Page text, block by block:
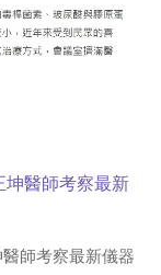
坤醫師考察最新
師考察最新儀器